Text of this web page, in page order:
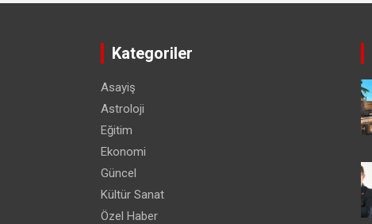
Kategoriler
Asayiş
Astroloji
Eğitim
Ekonomi
Güncel
Kültür Sanat
Özel Haber